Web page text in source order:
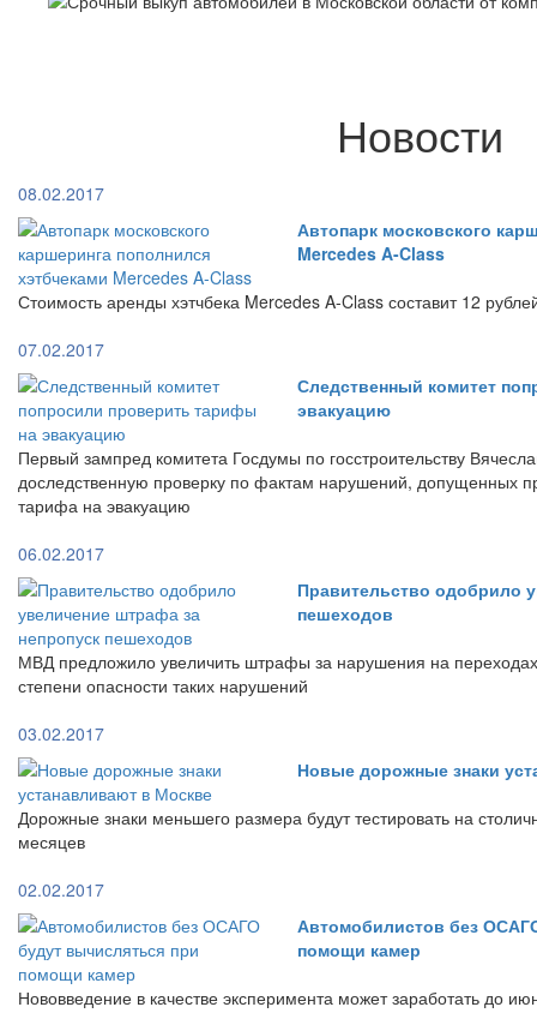
Новости
08.02.2017
Автопарк московского
Mercedes A-Class
Стоимость аренды хэтчбека Mercedes A-Class составит 12
07.02.2017
Следственный комитет
эвакуацию
Первый зампред комитета Госдумы по госстроительству
доследственную проверку по фактам нарушений, допущенных
тарифа на эвакуацию
06.02.2017
Правительство одобрило
пешеходов
МВД предложило увеличить штрафы за нарушения на
степени опасности таких нарушений
03.02.2017
Новые дорожные знаки
Дорожные знаки меньшего размера будут тестировать на
месяцев
02.02.2017
Автомобилистов без
помощи камер
Нововведение в качестве эксперимента может заработать до